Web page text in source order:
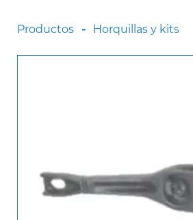
Productos Horquillas y kits